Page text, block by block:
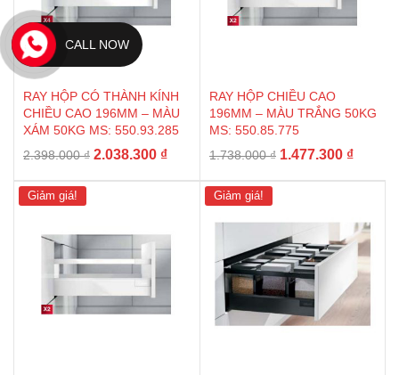
RAY HỘP CÓ THÀNH KÍNH
CHIỀU CAO 196MM – MÀU
XÁM 50KG MS: 550.93.285
2.398.000₫ Giá
2.038.300 ₫Giá
RAY HỘP CHIỀU CAO
196MM – MÀU TRẮNG 50KG
MS: 550.85.775
1.738.000₫ Giá
1.477.300 ₫Giá
Giảm giá! Giảm giá!
CALL NOW